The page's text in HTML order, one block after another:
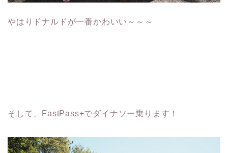
やはりドナルドが一番かわいい～～～
そして、FastPass+でダイナソー乗ります！